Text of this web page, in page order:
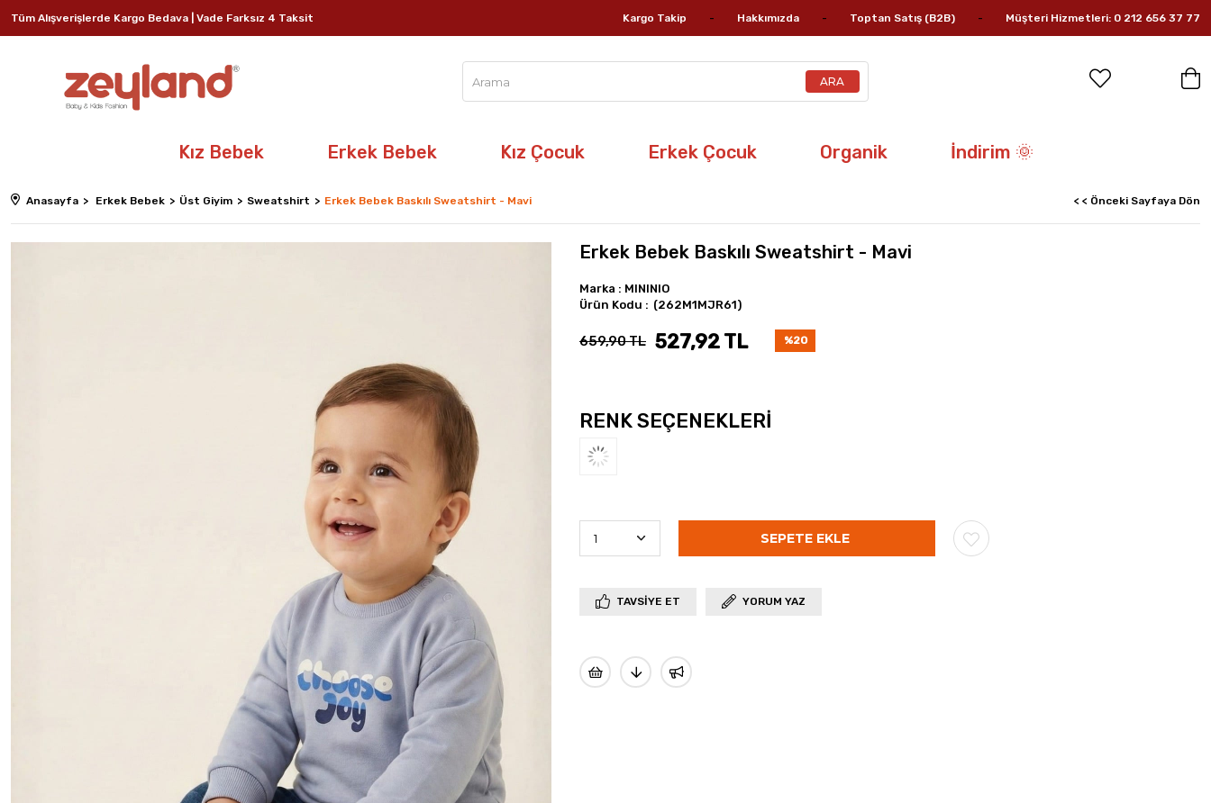
Tüm Alışverişlerde Kargo Bedava | Vade Farksız 4 Taksit Kargo Takip Hakkımızda Toptan Satış (B2B) Müşteri Hizmetleri: 0 212 656 37 77
Kız Bebek Erkek Bebek Kız Çocuk Erkek Çocuk Organik İndirim 🌞
Anasayfa Erkek Bebek Üst Giyim Sweatshirt Erkek Bebek Baskılı Sweatshirt - Mavi < < Önceki Sayfaya Dön
Erkek Bebek Baskılı Sweatshirt - Mavi
Marka : MININIO
(262M1MJR61)
659,90 TL 527,92 TL %20
RENK SEÇENEKLERI
TAVSIYE ET YORUM YAZ